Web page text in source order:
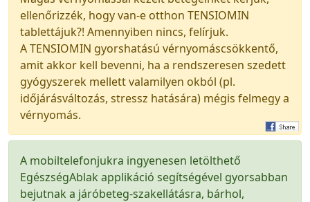
ellenőrizzék, hogy van-e otthon TENSIOMIN
tablettájuk?! Amennyiben nincs, felírjuk.
A TENSIOMIN gyorshatású vérnyomáscsökkentő,
amit akkor kell bevenni, ha a rendszeresen szedett
gyógyszerek mellett valamilyen okból (pl.
időjárásváltozás, stressz hatására) mégis felmegy a
vérnyomás.
A mobiltelefonjukra ingyenesen letölthető
EgészségAblak applikáció segítségével gyorsabban
bejutnak a járóbeteg-szakellátásra, bárhol,